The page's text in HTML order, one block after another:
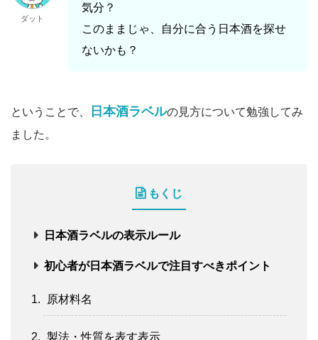
ダット
気分？
このままじゃ、自分に合う日本酒を探せ
ないかも？
ということで、 日本酒ラベルの見方について勉強してみ
ました。
もくじ
日本酒ラベルの表示ルール
初心者が日本酒ラベルで注目すべきポイント
原材料名
製法・性質を表す表示